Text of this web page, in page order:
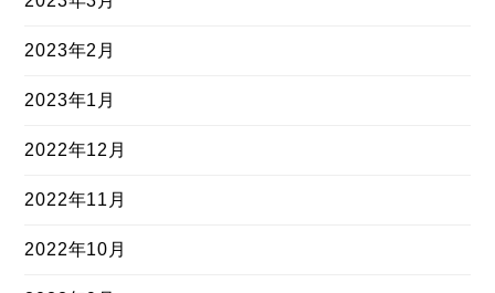
2023年2月
2023年1月
2022年12月
2022年11月
2022年10月